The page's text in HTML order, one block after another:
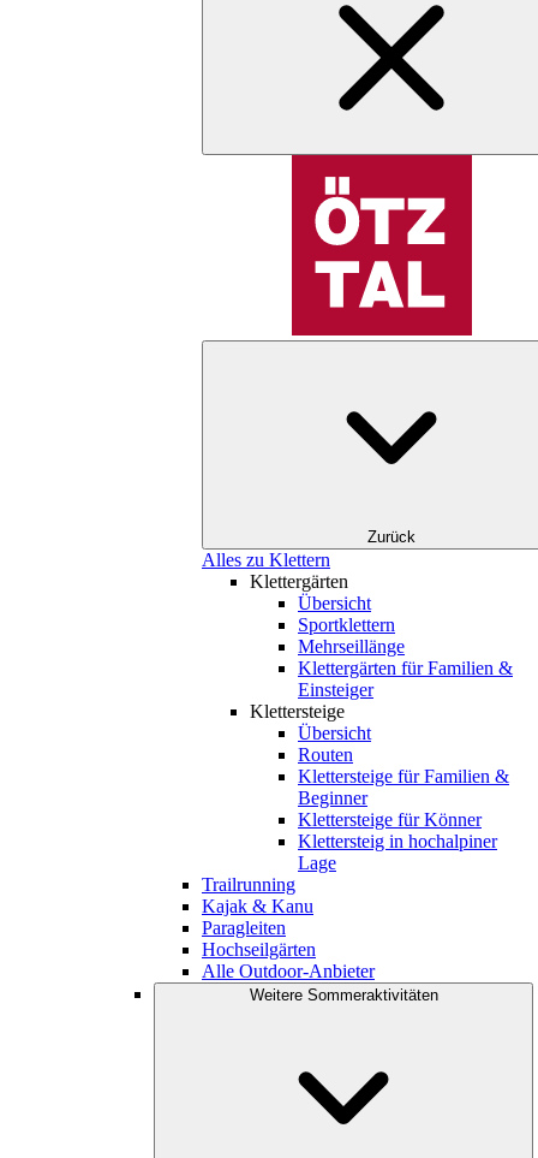
Zurück
Alles zu Klettern
Klettergärten
Übersicht
Sportklettern
Mehrseillänge
Klettergärten für Familien &
Einsteiger
Klettersteige
Übersicht
Routen
Klettersteige für Familien &
Beginner
Klettersteige für Könner
Klettersteig in hochalpiner
Lage
Trailrunning
Kajak & Kanu
Paragleiten
Hochseilgärten
Alle Outdoor-Anbieter
Weitere Sommeraktivitäten